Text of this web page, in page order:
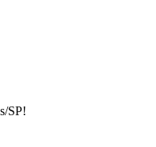
SP!